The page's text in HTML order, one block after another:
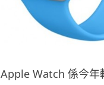
Apple Watch 係今年